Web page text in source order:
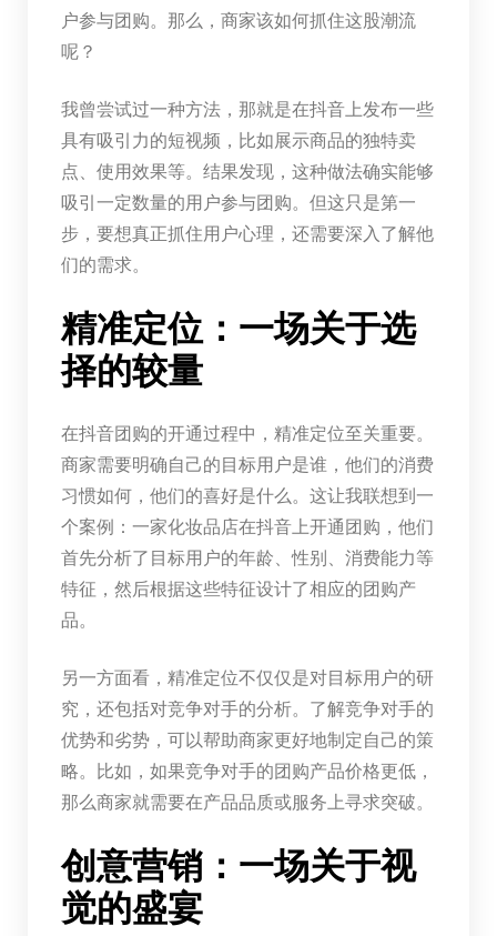
户参与团购。那么，商家该如何抓住这股潮流
呢？
我曾尝试过一种方法，那就是在抖音上发布一些
具有吸引力的短视频，比如展示商品的独特卖
点、使用效果等。结果发现，这种做法确实能够
吸引一定数量的用户参与团购。但这只是第一
步，要想真正抓住用户心理，还需要深入了解他
们的需求。
精准定位：一场关于选
择的较量
在抖音团购的开通过程中，精准定位至关重要。
商家需要明确自己的目标用户是谁，他们的消费
习惯如何，他们的喜好是什么。这让我联想到一
个案例：一家化妆品店在抖音上开通团购，他们
首先分析了目标用户的年龄、性别、消费能力等
特征，然后根据这些特征设计了相应的团购产
品。
另一方面看，精准定位不仅仅是对目标用户的研
究，还包括对竞争对手的分析。了解竞争对手的
优势和劣势，可以帮助商家更好地制定自己的策
略。比如，如果竞争对手的团购产品价格更低，
那么商家就需要在产品品质或服务上寻求突破。
创意营销：一场关于视
觉的盛宴